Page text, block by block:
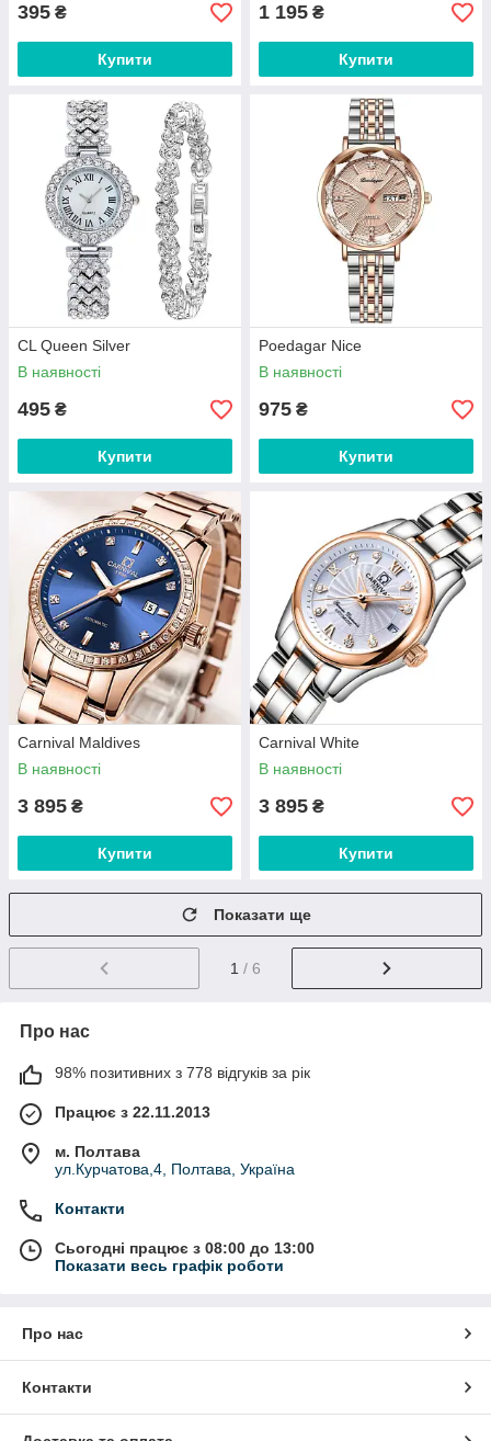
395 ₴
Купити
1 195 ₴
Купити
CL Queen Silver
В наявності
495 ₴
Купити
Poedagar Nice
В наявності
975 ₴
Купити
Carnival Maldives
В наявності
3 895 ₴
Купити
Carnival White
В наявності
3 895 ₴
Купити
Показати ще
1 / 6
Про нас
98% позитивних з 778 відгуків за рік
Працює з 22.11.2013
м. Полтава
ул.Курчатова,4, Полтава, Україна
Контакти
Сьогодні працює з 08:00 до 13:00
Показати весь графік роботи
Про нас
Контакти